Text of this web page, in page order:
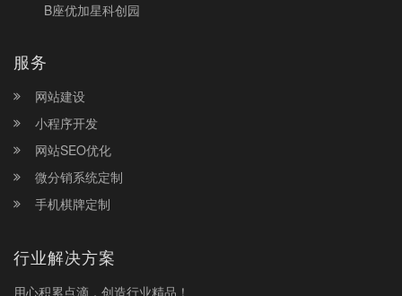
B座优加星科创园
服务
网站建设
小程序开发
网站SEO优化
微分销系统定制
手机棋牌定制
行业解决方案
用心积累点滴，创造行业精品！